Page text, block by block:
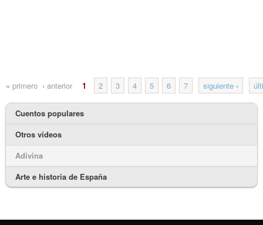
« primero ‹ anterior 1 2 3 4 5 6 7 siguiente ›
Cuentos populares
Otros vídeos
Adivina
Arte e historia de España